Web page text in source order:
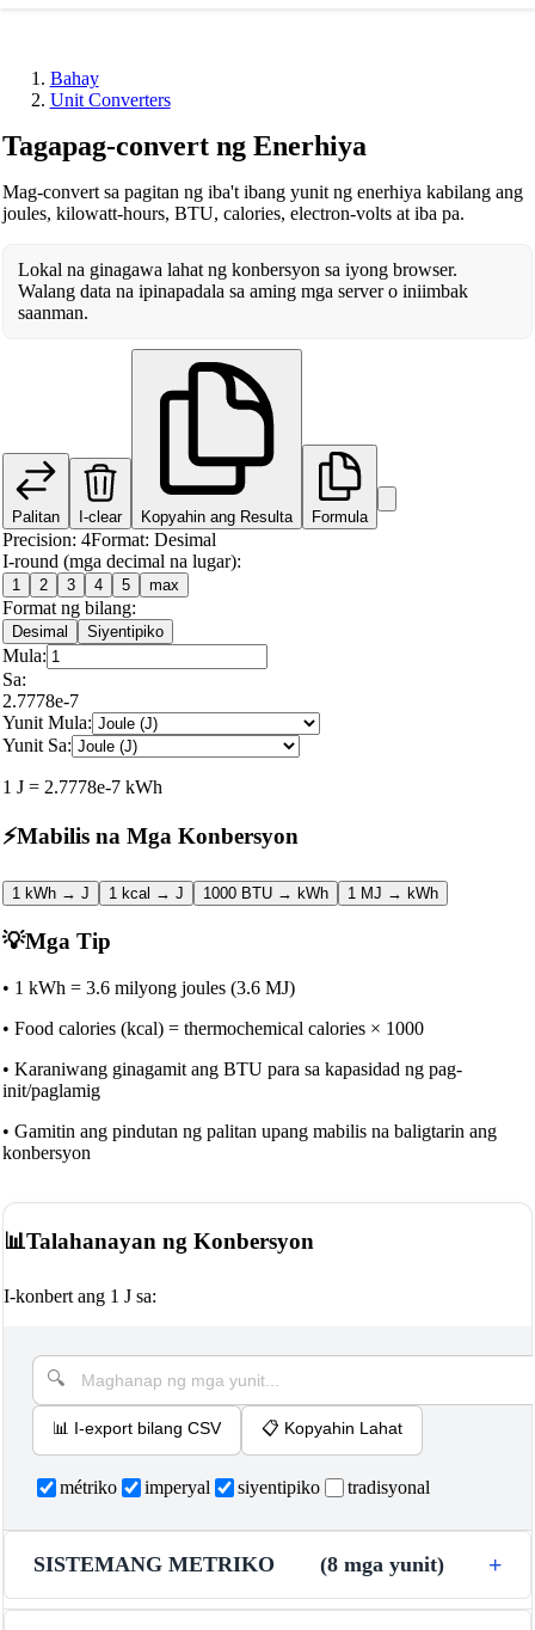
Bahay
Unit Converters
Tagapag-convert ng Enerhiya
Mag-convert sa pagitan ng iba't ibang yunit ng enerhiya kabilang ang
joules, kilowatt-hours, BTU, calories, electron-volts at iba pa.
Lokal na ginagawa lahat ng konbersyon sa iyong browser.
Walang data na ipinapadala sa aming mga server o iniimbak
saanman.
Palitan I-clear Kopyahin ang Resulta Formula
Precision: 4Format: Desimal
I-round (mga decimal na lugar):
1 2 3 4 5 max
Format ng bilang:
Desimal Siyentipiko
Mula:
Sa:
2.7778e-7
Yunit Mula:
Yunit Sa:
1 J = 2.7778e-7 kWh
⚡Mabilis na Mga Konbersyon
1 kWh → J 1 kcal → J 1000 BTU → kWh 1 MJ → kWh
💡Mga Tip
• 1 kWh = 3.6 milyong joules (3.6 MJ)
• Food calories (kcal) = thermochemical calories × 1000
• Karaniwang ginagamit ang BTU para sa kapasidad ng pag-
init/paglamig
• Gamitin ang pindutan ng palitan upang mabilis na baligtarin ang
konbersyon
📊Talahanayan ng Konbersyon
I-konbert ang 1 J sa:
📊 I-export bilang CSV 📋 Kopyahin Lahat
métriko imperyal siyentipiko tradisyonal
SISTEMANG METRIKO (8 mga yunit)